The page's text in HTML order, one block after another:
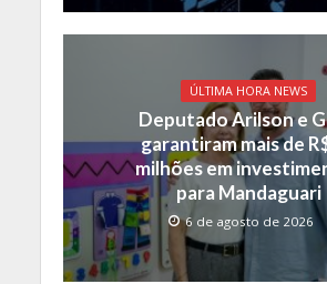
ÚLTIMA HORA NEWS
Deputado Arilson e
garantiram mais de
milhões em
para Mandaguari
6 de agosto de 2026